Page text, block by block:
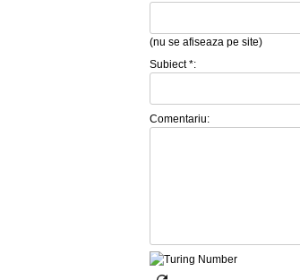
(nu se afiseaza pe site)
Subiect *:
Comentariu: